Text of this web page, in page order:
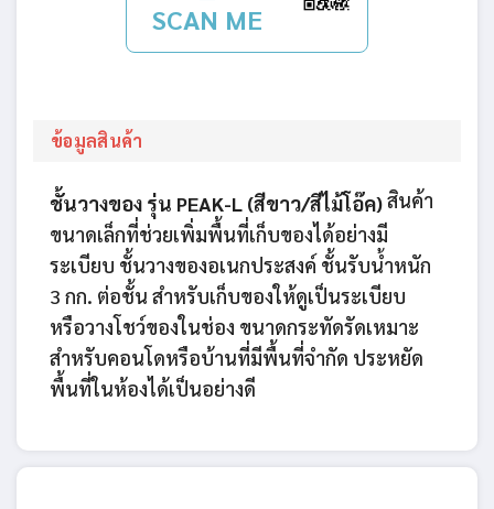
SCAN ME
ข้อมูลสินค้า
ชั้นวางของ รุ่น PEAK-L (สีขาว/สีไม้โอ๊ค)สินค้า
ขนาดเล็กที่ช่วยเพิ่มพื้นที่เก็บของได้อย่างมี
ระเบียบ ชั้นวางของอเนกประสงค์ ชั้นรับน้ำหนัก
3 กก. ต่อชั้น สำหรับเก็บของให้ดูเป็นระเบียบ
หรือวางโชว์ของในช่อง ขนาดกระทัดรัดเหมาะ
สำหรับคอนโดหรือบ้านที่มีพื้นที่จำกัด ประหยัด
พื้นที่ในห้องได้เป็นอย่างดี